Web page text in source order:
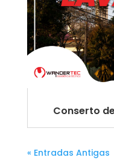
Conserto
« Entradas Antigas